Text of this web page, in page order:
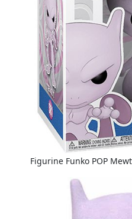
Figurine Funko POP